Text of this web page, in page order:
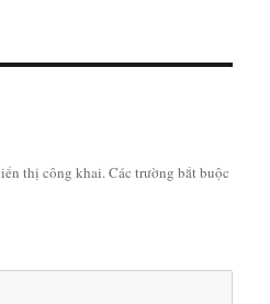
thị công khai.Các trường bắt buộc